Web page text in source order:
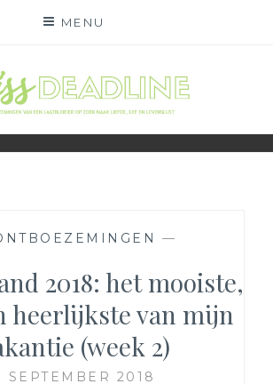
MENU
LIEFDE, LEF EN LEVENSLUST
—
2018: het mooiste,
heerlijkste van mijn
(week 2)
SEPTEMBER 2018